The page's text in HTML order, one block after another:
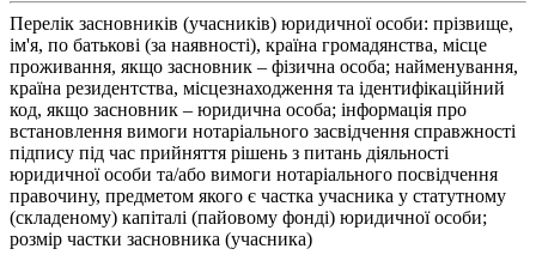
Перелік засновників (учасників) юридичної особи: прізвище,
ім'я, по батькові (за наявності), країна громадянства, місце
проживання, якщо засновник – фізична особа; найменування,
країна резидентства, місцезнаходження та ідентифікаційний
код, якщо засновник – юридична особа; інформація про
встановлення вимоги нотаріального засвідчення справжності
підпису під час прийняття рішень з питань діяльності
юридичної особи та/або вимоги нотаріального посвідчення
правочину, предметом якого є частка учасника у статутному
(складеному) капіталі (пайовому фонді) юридичної особи;
розмір частки засновника (учасника)